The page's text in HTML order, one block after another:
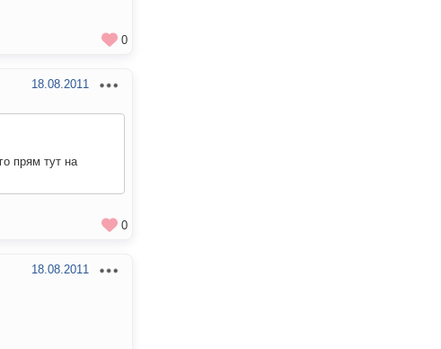
0
18.08.2011
прям тут на
0
18.08.2011